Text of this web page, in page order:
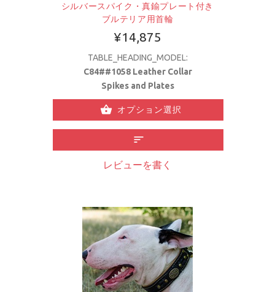
シルバースパイク・真鍮プレート付き
ブルテリア用首輪
¥14,875
TABLE_HEADING_MODEL:
C84##1058 Leather Collar
Spikes and Plates
オプション選択
レビューを書く